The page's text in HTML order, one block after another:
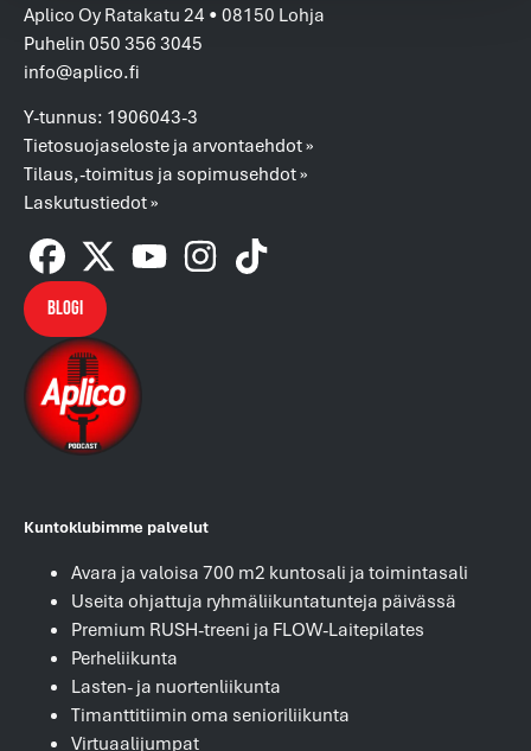
Aplico Oy Ratakatu 24 • 08150 Lohja
Puhelin 050 356 3045
info@aplico.fi
Y-tunnus: 1906043-3
Tietosuojaseloste ja arvontaehdot »
Tilaus,-toimitus ja sopimusehdot »
Laskutustiedot »
Blogi
Kuntoklubimme palvelut
Avara ja valoisa 700 m2 kuntosali ja toimintasali
Useita ohjattuja ryhmäliikuntatunteja päivässä
Premium RUSH-treeni ja FLOW-Laitepilates
Perheliikunta
Lasten- ja nuortenliikunta
Timanttitiimin oma senioriliikunta
Virtuaalijumpat